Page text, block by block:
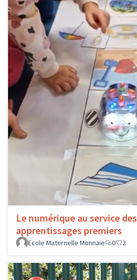
Le numérique au service des
apprentissages premiers
Ecole Maternelle Monnaie
0 2